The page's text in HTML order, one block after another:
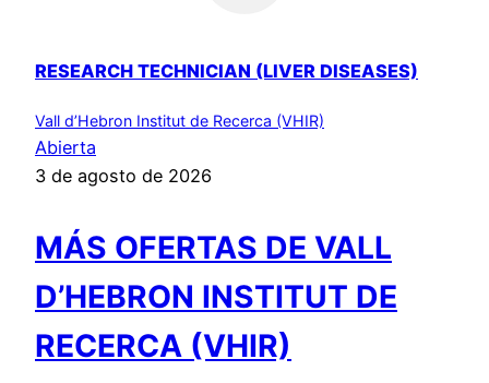
RESEARCH TECHNICIAN (LIVER DISEASES)
Vall d’Hebron Institut de Recerca (VHIR)
Abierta
3 de agosto de 2026
MÁS OFERTAS DE VALL
D’HEBRON INSTITUT DE
RECERCA (VHIR)